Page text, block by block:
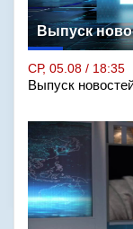
Выпуск
СР, 05.08 / 18:35
Выпуск